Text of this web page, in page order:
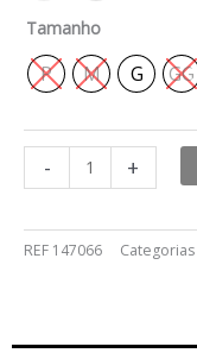
Tamanho
P M G GG
- +
REF 147066 Categorias